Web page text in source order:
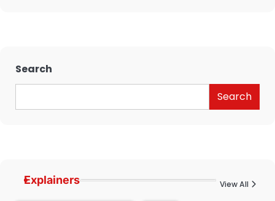
Search
Search
Explainers View All